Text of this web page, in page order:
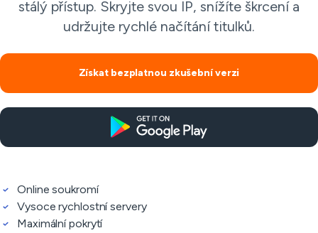
stálý přístup. Skryjte svou IP, snížíte škrcení a
udržujte rychlé načítání titulků.
Získat bezplatnou zkušební verzi
Online soukromí
Vysoce rychlostní servery
Maximální pokrytí